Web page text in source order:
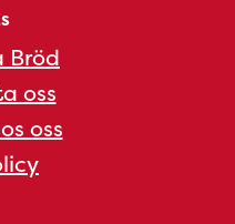
Bröd
oss
oss